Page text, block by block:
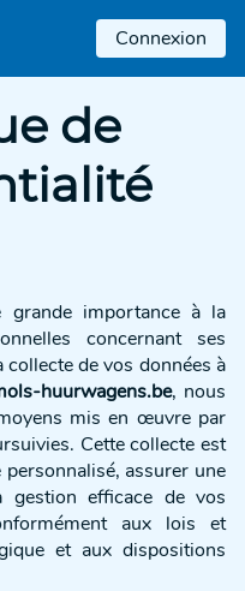
Connexion
de
grande importance à la
concernant ses
de vos données à
huurwagens.be, nous
mis en œuvre par
Cette collecte est
assurer une
gestion efficace de vos
aux lois et
et aux dispositions